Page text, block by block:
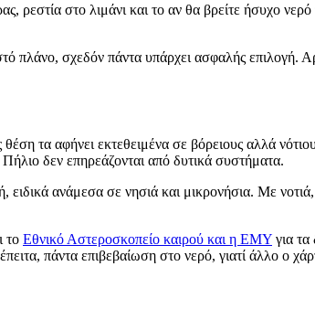
ρεστία στο λιμάνι και το αν θα βρείτε ήσυχο
πλάνο, σχεδόν πάντα υπάρχει ασφαλής επιλογή.
τα αφήνει εκτεθειμένα σε βόρειους αλλά
δεν επηρεάζονται από δυτικά συστήματα.
ανάμεσα σε νησιά και μικρονήσια. Με νοτιά,
το Εθνικό Αστεροσκοπείο καιρού και η ΕΜΥ για τα
πάντα επιβεβαίωση στο νερό, γιατί άλλο ο